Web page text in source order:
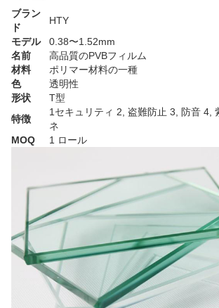
ブラン
ド
HTY
モデル
0.38〜1.52mm
名前
高品質のPVBフィルム
材料
ポリマー材料の一種
色
透明性
形状
T型
特徴
1セキュリティ 2, 盗難防止 3, 防音 4,
ネ
MOQ
1 ロール